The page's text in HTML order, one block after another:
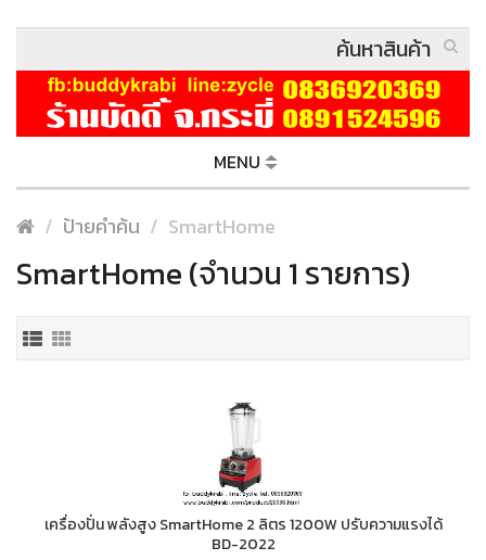
MENU
ป้ายคำค้น SmartHome
SmartHome (จำนวน 1 รายการ)
เครื่องปั่น พลังสูง SmartHome 2 ลิตร 1200W ปรับความแรงได้
BD-2022